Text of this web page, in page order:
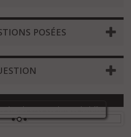
POSÉES
énergie avec ces lampes luciollle